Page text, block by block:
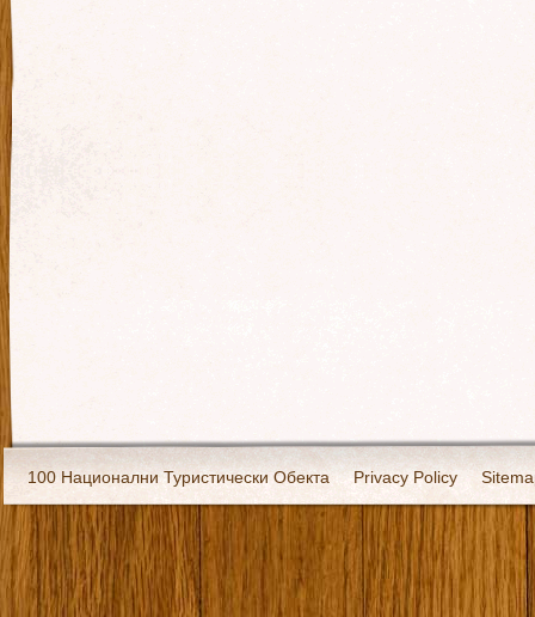
100 Национални Туристически Обекта Privacy Policy
Екипировка За нас Имало едно време Кивоторият.
Ковчега със светите мощи на Свети Григорий Каллидис